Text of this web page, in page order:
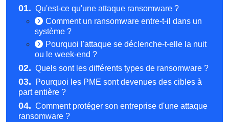
01. Qu'est-ce qu'une attaque ransomware ?
Comment un ransomware entre-t-il dans un
système ?
Pourquoi l'attaque se déclenche-t-elle la nuit
ou le week-end ?
02. Quels sont les différents types de ransomware ?
03.
Pourquoi les PME sont devenues des cibles à
part entière ?
04. Comment protéger son entreprise d'une attaque
ransomware ?